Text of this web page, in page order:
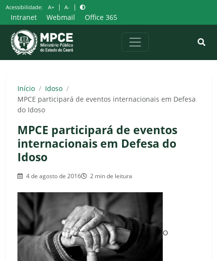
Pular
para
o
conteúdo
Acessibilidade: A+ | A- |
Intranet Webmail Office 365
Início / Idoso /
MPCE participará de eventos internacionais em Defesa
do Idoso
MPCE participará de eventos
internacionais em Defesa do
Idoso
4 de agosto de 2016 2 min de leitura
O